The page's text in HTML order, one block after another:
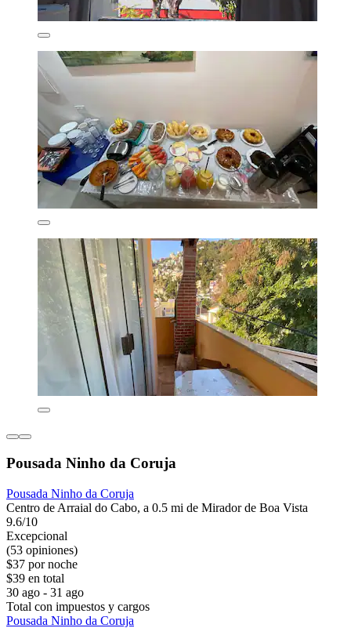
Pousada Ninho da Coruja
Pousada Ninho da Coruja
Centro de Arraial do Cabo, a 0.5 mi de Mirador de Boa Vista
9.6/10
Excepcional
(53 opiniones)
$37 por noche
$39 en total
30 ago - 31 ago
Total con impuestos y cargos
Pousada Ninho da Coruja